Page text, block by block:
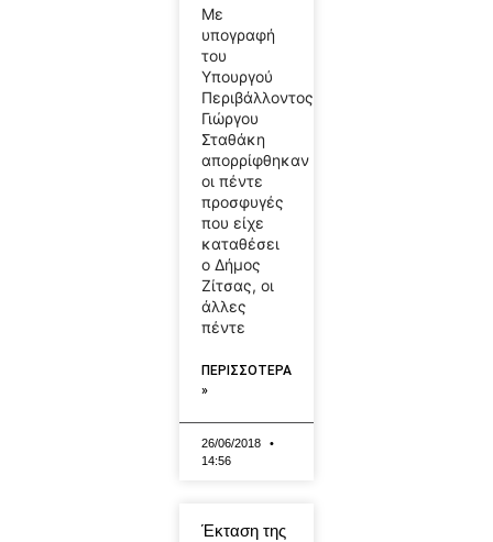
Με
υπογραφή
του
Υπουργού
Περιβάλλοντος
Γιώργου
Σταθάκη
απορρίφθηκαν
οι πέντε
προσφυγές
που είχε
καταθέσει
ο Δήμος
Ζίτσας, οι
άλλες
πέντε
ΠΕΡΙΣΣΟΤΕΡΑ
»
26/06/2018
14:56
Έκταση της